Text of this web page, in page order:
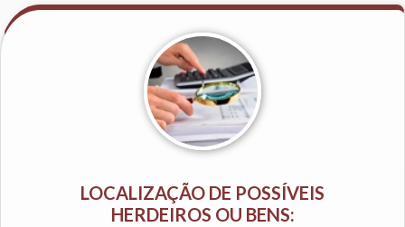
LOCALIZAÇÃO DE POSSÍVEIS
HERDEIROS OU BENS: